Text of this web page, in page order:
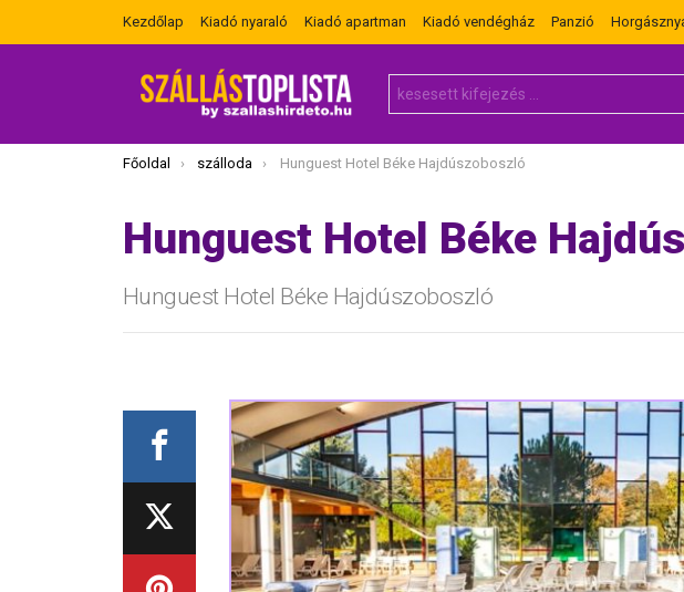
Kezdőlap Kiadó nyaraló Kiadó apartman Kiadó vendégház Panzió
for:
Itt vagy most:
Főoldal szálloda Hunguest Hotel Béke Hajdúszoboszló
Hunguest Hotel Béke
Hunguest Hotel Béke Hajdúszoboszló